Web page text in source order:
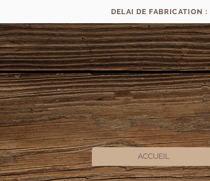
DELAI DE FABRICATION
ACCUEIL